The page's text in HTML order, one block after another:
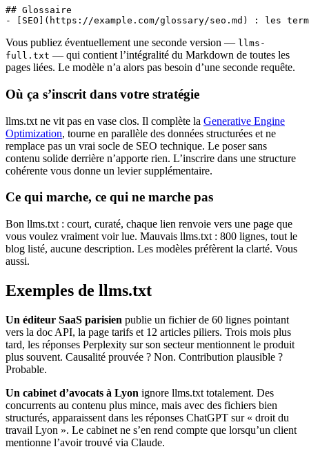
## Glossaire
- [SEO](https://example.com/glossary/seo.md) : les
Vous publiez éventuellement une seconde version — llms-
full.txt — qui contient l’intégralité du Markdown de toutes les
pages liées. Le modèle n’a alors pas besoin d’une seconde requête.
Où ça s’inscrit dans votre stratégie
llms.txt ne vit pas en vase clos. Il complète la Generative Engine
Optimization, tourne en parallèle des données structurées et ne
remplace pas un vrai socle de SEO technique. Le poser sans
contenu solide derrière n’apporte rien. L’inscrire dans une structure
cohérente vous donne un levier supplémentaire.
Ce qui marche, ce qui ne marche pas
Bon llms.txt : court, curaté, chaque lien renvoie vers une page que
vous voulez vraiment voir lue. Mauvais llms.txt : 800 lignes, tout le
blog listé, aucune description. Les modèles préfèrent la clarté. Vous
aussi.
Exemples de llms.txt
Un éditeur SaaS parisien publie un fichier de 60 lignes pointant
vers la doc API, la page tarifs et 12 articles piliers. Trois mois plus
tard, les réponses Perplexity sur son secteur mentionnent le produit
plus souvent. Causalité prouvée ? Non. Contribution plausible ?
Probable.
Un cabinet d’avocats à Lyon ignore llms.txt totalement. Des
concurrents au contenu plus mince, mais avec des fichiers bien
structurés, apparaissent dans les réponses ChatGPT sur « droit du
travail Lyon ». Le cabinet ne s’en rend compte que lorsqu’un client
mentionne l’avoir trouvé via Claude.